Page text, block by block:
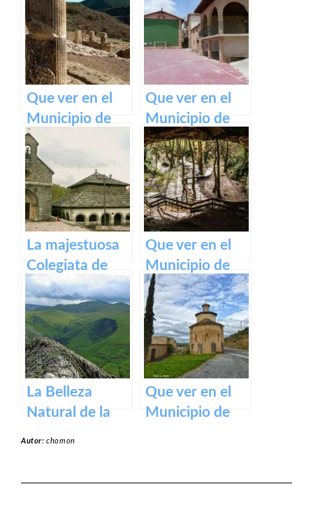
belleza de este
pueblo.
Que ver en el
Municipio de
Eslava
(Navarra) en
Navarra
Que ver en el
Municipio de
Armañanzas en
Navarra
La majestuosa
Colegiata de
Roncesvalles:
un tesoro
medieval en los
Pirineos
Que ver en el
Municipio de
Zugarramurdi
en Navarra
La Belleza
Natural de la
Que ver en el
Municipio de
Autor:chomon